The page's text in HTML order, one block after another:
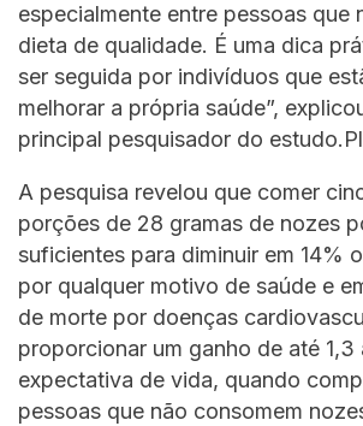
especialmente entre pessoas que
dieta de qualidade. É uma dica
ser seguida por indivíduos que
melhorar a própria saúde”,
principal pesquisador do
A pesquisa revelou que comer
porções de 28 gramas de nozes
suficientes para diminuir em 14%
por qualquer motivo de saúde e
de morte por doenças
proporcionar um ganho de até 1,3
expectativa de vida, quando
pessoas que não consomem